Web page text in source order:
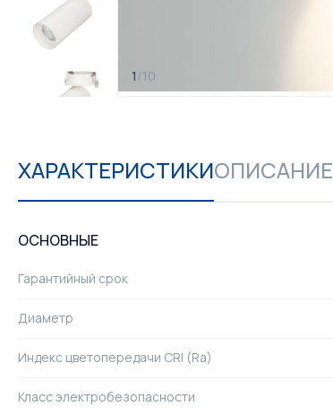
1/10
ХАРАКТЕРИСТИКИОПИСАНИЕ
ОСНОВНЫЕ
Гарантийный срок
Диаметр
Индекс цветопередачи CRI (Ra)
Класс электробезопасности